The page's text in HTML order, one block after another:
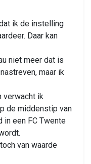
ik de instelling
Daar kan
niet meer dat is
maar ik
verwacht ik
de middenstip van
in een FC Twente
van waarde